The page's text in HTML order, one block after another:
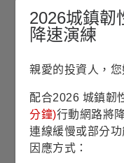
最新淨值
日漲跌
日帳跌幅
比較
穩定月收益基金-
淨值日
2026城鎮韌
降速演練
親愛的投資人，您
配合2026 城鎮韌
分鐘)行動網路將
連線緩慢或部分
因應方式：